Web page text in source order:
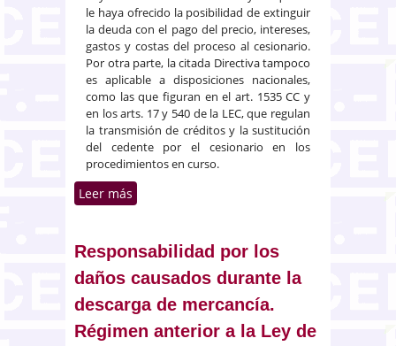
le haya ofrecido la posibilidad de extinguir
la deuda con el pago del precio, intereses,
gastos y costas del proceso al cesionario.
Por otra parte, la citada Directiva tampoco
es aplicable a disposiciones nacionales,
como las que figuran en el art. 1535 CC y
en los arts. 17 y 540 de la LEC, que regulan
la transmisión de créditos y la sustitución
del cedente por el cesionario en los
procedimientos en curso.
Leer más
crédito
Responsabilidad por los
daños causados durante la
descarga de mercancía.
Régimen anterior a la Ley de